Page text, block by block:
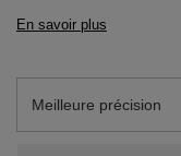
En savoir plus
Modifier le tri
Meilleure précision